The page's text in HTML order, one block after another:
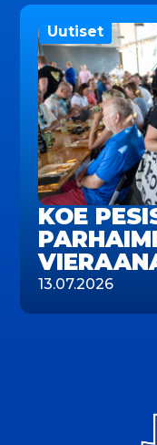
Uutiset
KOE
13.07.2026